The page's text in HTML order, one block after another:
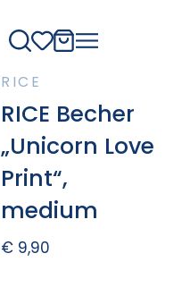
RICE
RICE Becher
„Unicorn Love
Print“,
medium
€9,90